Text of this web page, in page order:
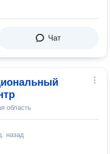
Чат
область
назад